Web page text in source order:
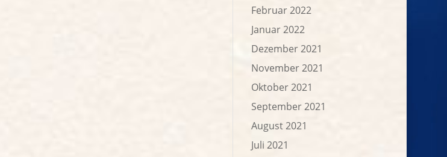
Februar 2022
Januar 2022
Dezember 2021
November 2021
Oktober 2021
September 2021
August 2021
Juli 2021